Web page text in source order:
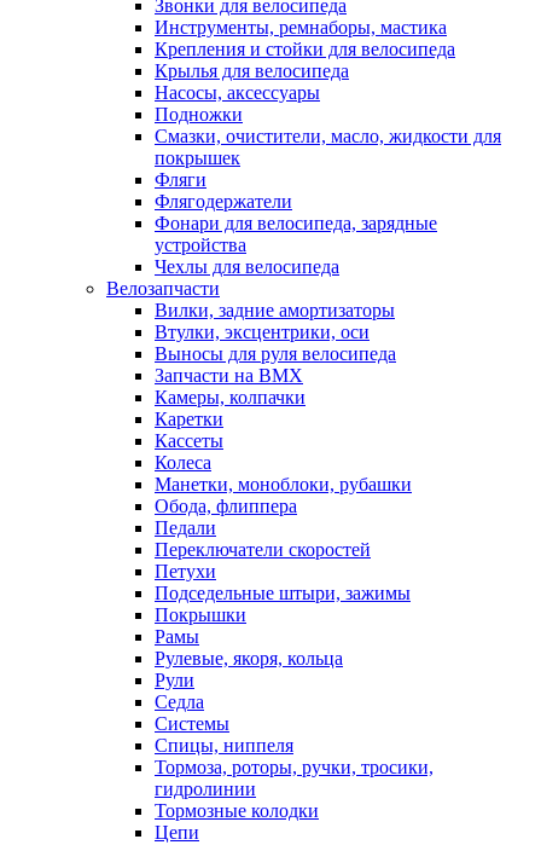
Звонки для велосипеда
Инструменты, ремнаборы, мастика
Крепления и стойки для велосипеда
Крылья для велосипеда
Насосы, аксессуары
Подножки
Смазки, очистители, масло, жидкости для
покрышек
Фляги
Флягодержатели
Фонари для велосипеда, зарядные
устройства
Чехлы для велосипеда
Велозапчасти
Вилки, задние амортизаторы
Втулки, эксцентрики, оси
Выносы для руля велосипеда
Запчасти на BMX
Камеры, колпачки
Каретки
Кассеты
Колеса
Манетки, моноблоки, рубашки
Обода, флиппера
Педали
Переключатели скоростей
Петухи
Подседельные штыри, зажимы
Покрышки
Рамы
Рулевые, якоря, кольца
Рули
Седла
Системы
Спицы, ниппеля
Тормоза, роторы, ручки, тросики,
гидролинии
Тормозные колодки
Цепи